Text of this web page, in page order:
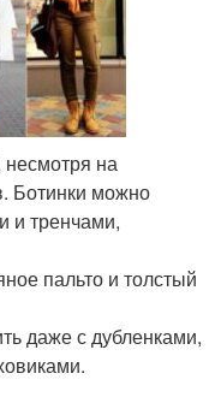
на
Ботинки можно
и тренчами,
пальто и толстый
даже с дубленками,